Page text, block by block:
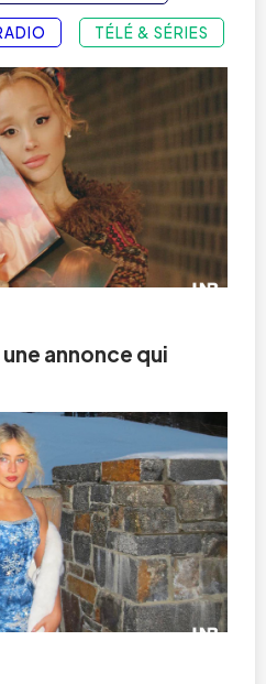
TÉLÉ & SÉRIES
annonce qui